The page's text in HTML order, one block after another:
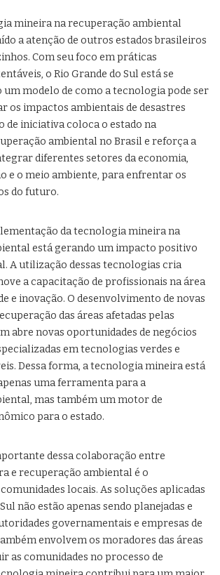
mineira na recuperação ambiental
a atenção de outros estados brasileiros
Com seu foco em práticas
o Rio Grande do Sul está se
um modelo de como a tecnologia pode ser
os impactos ambientais de desastres
de iniciativa coloca o estado na
ambiental no Brasil e reforça a
diferentes setores da economia,
e o meio ambiente, para enfrentar os
do futuro.
da tecnologia mineira na
está gerando um impacto positivo
A utilização dessas tecnologias cria
a capacitação de profissionais na área
e inovação. O desenvolvimento de novas
das áreas afetadas pelas
abre novas oportunidades de negócios
em tecnologias verdes e
Dessa forma, a tecnologia mineira está
uma ferramenta para a
mas também um motor de
para o estado.
dessa colaboração entre
e recuperação ambiental é o
locais. As soluções aplicadas
não estão apenas sendo planejadas e
governamentais e empresas de
envolvem os moradores das áreas
as comunidades no processo de